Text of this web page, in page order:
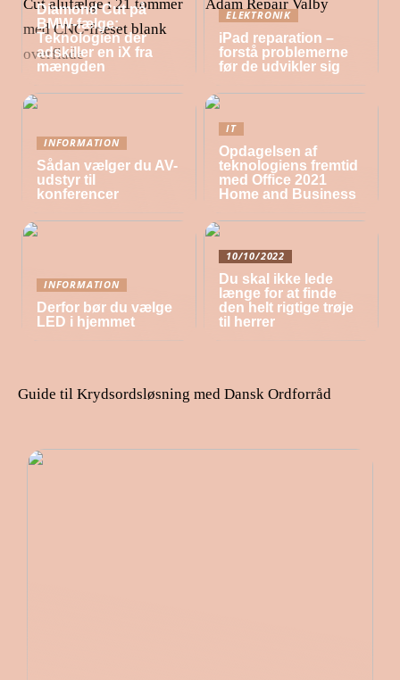
Diamond Cut på
BMW-fælge:
Teknologien der
adskiller en iX fra
mængden
ELEKTRONIK
iPad reparation –
forstå problemerne
før de udvikler sig
INFORMATION
Sådan vælger du AV-
udstyr til
konferencer
IT
Opdagelsen af
teknologiens fremtid
med Office 2021
Home and Business
INFORMATION
Derfor bør du vælge
LED i hjemmet
10/10/2022
Du skal ikke lede
længe for at finde
den helt rigtige trøje
til herrer
Guide til Krydsordsløsning med Dansk Ordforråd